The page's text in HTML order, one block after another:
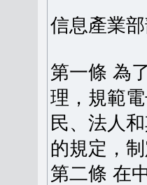
信息產業
第一條 為
理，規範
民、法人
的規定，制
第二條 在